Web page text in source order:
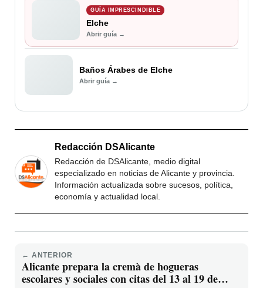
GUÍA IMPRESCINDIBLE
Elche
Abrir guía →
Baños Árabes de Elche
Abrir guía →
Redacción DSAlicante
Redacción de DSAlicante, medio digital
especializado en noticias de Alicante y provincia.
Información actualizada sobre sucesos, política,
economía y actualidad local.
← ANTERIOR
Alicante prepara la cremà de hogueras
escolares y sociales con citas del 13 al 19 de